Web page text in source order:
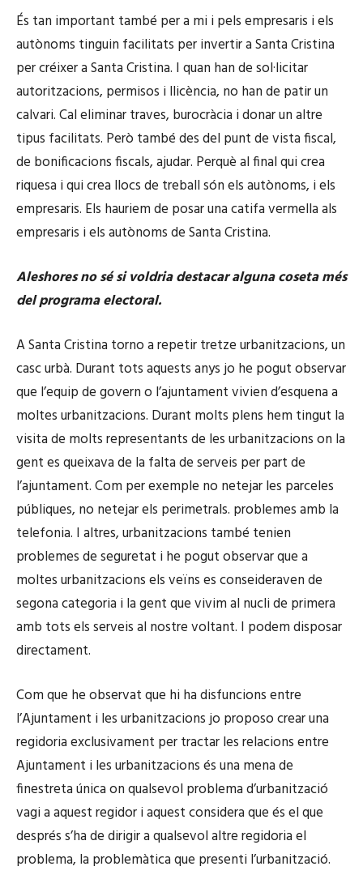
És tan important també per a mi i pels empresaris i els
autònoms tinguin facilitats per invertir a Santa Cristina
per créixer a Santa Cristina. I quan han de sol·licitar
autoritzacions, permisos i llicència, no han de patir un
calvari. Cal eliminar traves, burocràcia i donar un altre
tipus facilitats. Però també des del punt de vista fiscal,
de bonificacions fiscals, ajudar. Perquè al final qui crea
riquesa i qui crea llocs de treball són els autònoms, i els
empresaris. Els hauriem de posar una catifa vermella als
empresaris i els autònoms de Santa Cristina.
Aleshores no sé si voldria destacar alguna coseta més
del programa electoral.
A Santa Cristina torno a repetir tretze urbanitzacions, un
casc urbà. Durant tots aquests anys jo he pogut observar
que l’equip de govern o l’ajuntament vivien d’esquena a
moltes urbanitzacions. Durant molts plens hem tingut la
visita de molts representants de les urbanitzacions on la
gent es queixava de la falta de serveis per part de
l’ajuntament. Com per exemple no netejar les parceles
públiques, no netejar els perimetrals. problemes amb la
telefonia. I altres, urbanitzacions també tenien
problemes de seguretat i he pogut observar que a
moltes urbanitzacions els veïns es conseideraven de
segona categoria i la gent que vivim al nucli de primera
amb tots els serveis al nostre voltant. I podem disposar
directament.
Com que he observat que hi ha disfuncions entre
l’Ajuntament i les urbanitzacions jo proposo crear una
regidoria exclusivament per tractar les relacions entre
Ajuntament i les urbanitzacions és una mena de
finestreta única on qualsevol problema d’urbanització
vagi a aquest regidor i aquest considera que és el que
després s’ha de dirigir a qualsevol altre regidoria el
problema, la problemàtica que presenti l’urbanització.